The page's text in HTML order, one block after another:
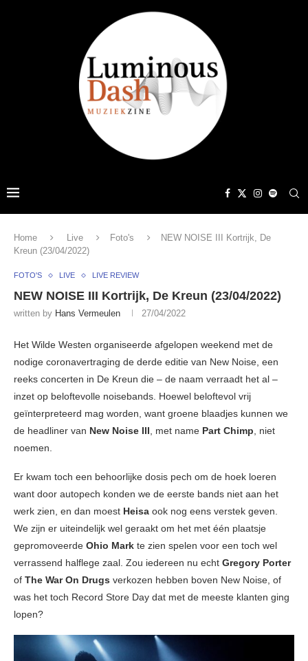
Home Live Foto's
NEW NOISE III Kortrijk, De
Kreun (23/04/2022)
FOTO'S LIVE LIVE REVIEW
NEW NOISE III Kortrijk, De Kreun (23/04/2022)
written by Hans Vermeulen 27/04/2022
Het Wilde Westen organiseerde afgelopen weekend met de
nodige coronavertraging de derde editie van New Noise, een
reeks concerten in De Kreun die – de naam verraadt het al –
inzet op beloftevolle noisebands. Hoewel beloftevol vrij
geïnterpreteerd mag worden, want groene blaadjes kunnen we
de headliner van New Noise III, met name Part Chimp, niet
noemen.
Er kwam toch een behoorlijke dosis pech om de hoek loeren
want door autopech konden we de eerste bands niet aan het
werk zien, en dan moest Heisa ook nog eens verstek geven.
We zijn er uiteindelijk wel geraakt om het met één plaatsje
gepromoveerde Ohio Mark te zien spelen voor een toch wel
verrassend halflege zaal. Zou iedereen nu echt Gregory Porter
of The War On Drugs verkozen hebben boven New Noise, of
was het toch Record Store Day dat met de meeste klanten ging
lopen?